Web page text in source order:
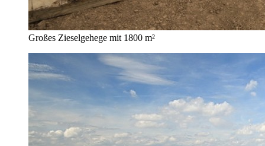
Großes Zieselgehege mit 1800 m²